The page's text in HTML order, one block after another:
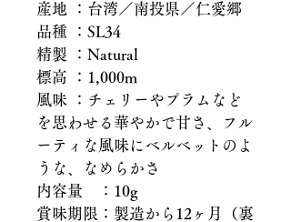
産地 ：台湾／南投県／仁愛郷
品種 ：SL34
精製 ：Natural
標高 ：1,000m
風味 ：チェリーやプラムなど
を思わせる華やかで甘さ、フル
ーティな風味にベルベットのよ
うな、なめらかさ
内容量　：10g
賞味期限：製造から12ヶ月（裏